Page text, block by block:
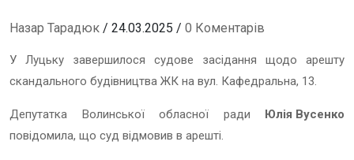
Назар Тарадюк / 24.03.2025 / 0 Коментарів
У Луцьку завершилося судове засідання щодо арешту
скандального будівництва ЖК на вул. Кафедральна, 13.
Депутатка Волинської обласної ради Юлія Вусенко
повідомила, що суд відмовив в арешті.